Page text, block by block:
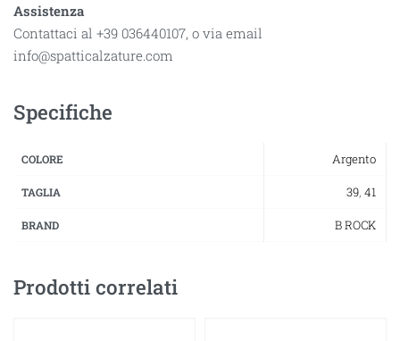
Assistenza
Contattaci al +39 036440107, o via email
info@spatticalzature.com
Specifiche
COLORE Argento
TAGLIA 39, 41
BRAND B ROCK
Prodotti correlati